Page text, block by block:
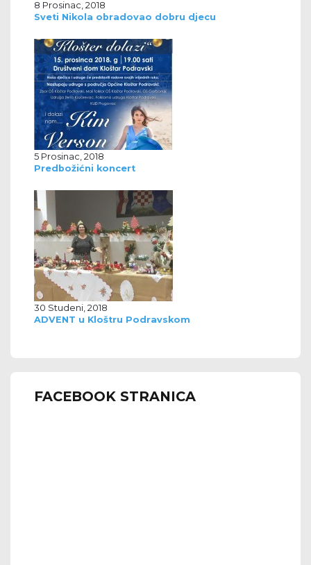
8 Prosinac, 2018
Sveti Nikola obradovao dobru djecu
5 Prosinac, 2018
Predbožićni koncert
30 Studeni, 2018
ADVENT u Kloštru Podravskom
FACEBOOK STRANICA